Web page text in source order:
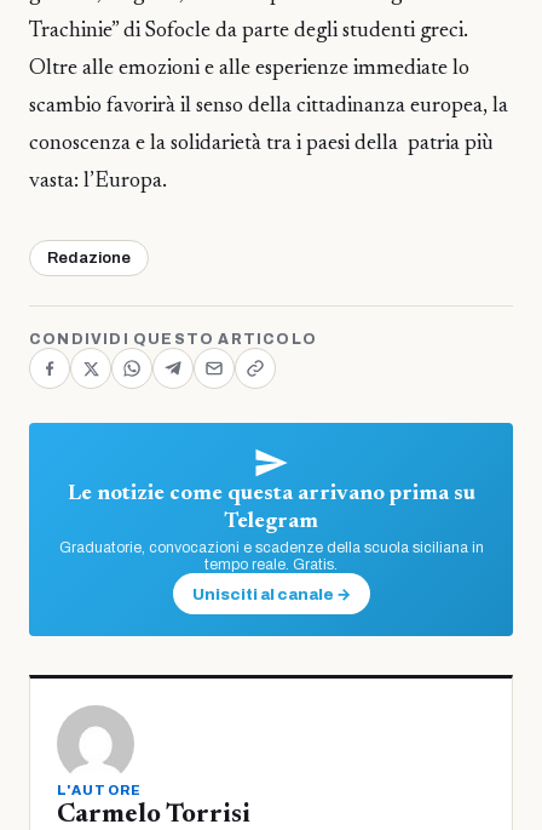
Trachinie” di Sofocle da parte degli studenti greci.
Oltre alle emozioni e alle esperienze immediate lo
scambio favorirà il senso della cittadinanza europea, la
conoscenza e la solidarietà tra i paesi della patria più
vasta: l’Europa.
Redazione
CONDIVIDI QUESTO ARTICOLO
Le notizie come questa arrivano prima su
Telegram
Graduatorie, convocazioni e scadenze della scuola siciliana in
tempo reale. Gratis.
Unisciti al canale →
L'AUTORE
Carmelo Torrisi